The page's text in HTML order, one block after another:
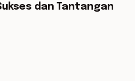
dan Tantangan